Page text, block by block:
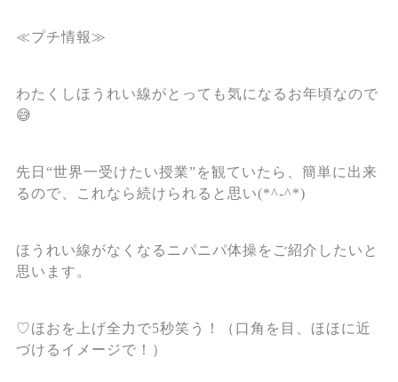
≪プチ情報≫
わたくしほうれい線がとっても気になるお年頃なので
😅
先日“世界一受けたい授業”を観ていたら、簡単に出来
るので、これなら続けられると思い(*^-^*)
ほうれい線がなくなるニパニパ体操をご紹介したいと
思います。
♡ほおを上げ全力で5秒笑う！（口角を目、ほほに近
づけるイメージで！）